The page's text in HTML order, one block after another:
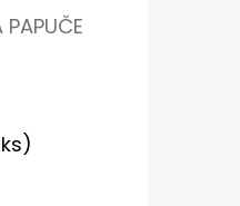
PAPUČE
ks)